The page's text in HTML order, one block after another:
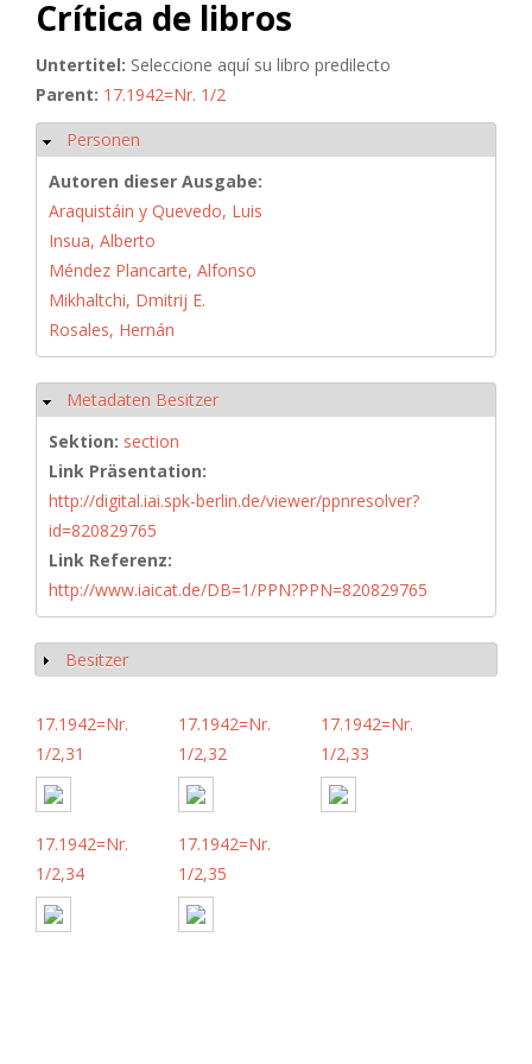
Crítica de libros
Untertitel: Seleccione aquí su libro predilecto
Parent: 17.1942=Nr. 1/2
Hide
Personen
Autoren dieser Ausgabe:
Araquistáin y Quevedo, Luis
Insua, Alberto
Méndez Plancarte, Alfonso
Mikhaltchi, Dmitrij E.
Rosales, Hernán
Hide
Metadaten Besitzer
Sektion: section
Link Präsentation:
http://digital.iai.spk-berlin.de/viewer/ppnresolver?
id=820829765
Link Referenz:
http://www.iaicat.de/DB=1/PPN?PPN=820829765
Show
Besitzer
17.1942=Nr.
1/2,31
17.1942=Nr.
1/2,32
17.1942=Nr.
1/2,33
17.1942=Nr.
1/2,34
17.1942=Nr.
1/2,35